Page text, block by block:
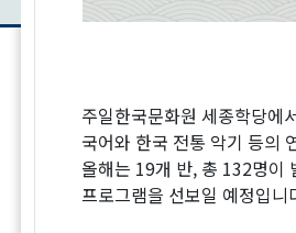
주일한국문화원 세종학당에
국어와 한국 전통 악기 등의
올해는 19개 반, 총 132명이
프로그램을 선보일 예정입니